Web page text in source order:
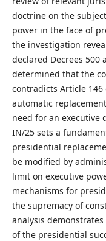
doctrine on the
power in the face of
the investigation
declared Decrees 500
determined that the
contradicts Article
automatic
need for an executive
IN/25 sets a
presidential
be modified by
limit on executive
mechanisms for
the supremacy of
analysis
of the presidential